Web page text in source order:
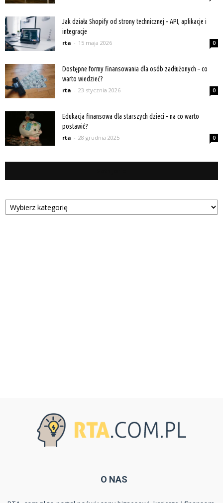
Jak działa Shopify od strony technicznej – API, aplikacje i
integracje
rta - 15 maja 2026 0
Dostępne formy finansowania dla osób zadłużonych – co
warto wiedzieć?
rta - 23 stycznia 2026 0
Edukacja finansowa dla starszych dzieci – na co warto
postawić?
rta - 28 grudnia 2025 0
Kategorie
O NAS